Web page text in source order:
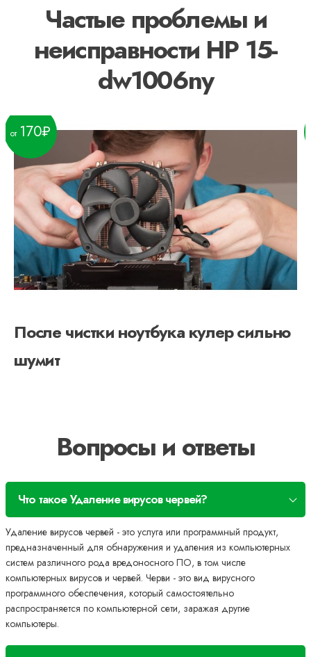
Частые проблемы и
неисправности HP 15-
dw1006ny
После чистки ноутбука кулер сильно
шумит
170
Вопросы и ответы
Что такое Удаление вирусов червей?
Удаление вирусов червей - это услуга или программный продукт,
предназначенный для обнаружения и удаления из компьютерных
систем различного рода вредоносного ПО, в том числе
компьютерных вирусов и червей. Черви - это вид вирусного
программного обеспечения, который самостоятельно
распространяется по компьютерной сети, заражая другие
компьютеры.